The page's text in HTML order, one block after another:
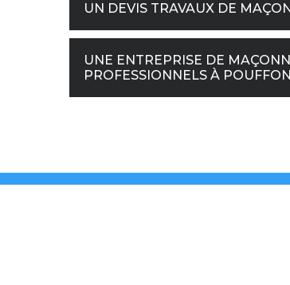
UN DEVIS TRAVAUX DE
UNE ENTREPRISE DE
PROFESSIONNELS À